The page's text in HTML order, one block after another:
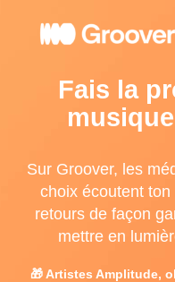
Fais la
Sur Groover, les
choix écoutent
retours de façon
mettre en
🎁 Artistes Amplitude,